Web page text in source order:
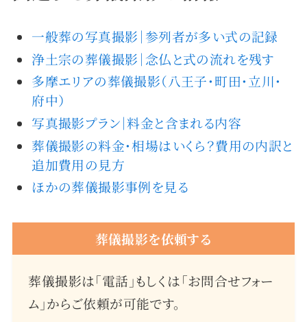
一般葬の写真撮影｜参列者が多い式の記録
浄土宗の葬儀撮影｜念仏と式の流れを残す
多摩エリアの葬儀撮影（八王子・町田・立川・
府中）
写真撮影プラン｜料金と含まれる内容
葬儀撮影の料金・相場はいくら？費用の内訳と
追加費用の見方
ほかの葬儀撮影事例を見る
葬儀撮影を依頼する
葬儀撮影は「電話」もしくは「お問合せフォー
ム」からご依頼が可能です。